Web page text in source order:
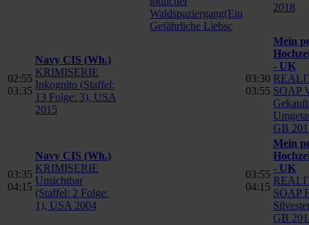
Waldspaziergang(Ein
Gefährliche Liebsc
2018
02:55
03:35
Navy CIS (Wh.)
KRIMISERIE
Inkognito (Staffel:
13 Folge: 3), USA
2015
03:30
03:55
Mein
- UK
SOAP
GB
03:35
04:15
Navy CIS (Wh.)
KRIMISERIE
Unsichtbar
(Staffel: 2 Folge:
1), USA 2004
03:55
04:15
Mein
- UK
SOAP
GB